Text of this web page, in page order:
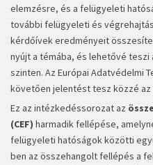
elemzésre, és a felügyeleti
további felügyeleti és
kérdőívek eredményeit
nyújt a témába, és lehetővé
szinten. Az Európai Adatvédelmi
követően jelentést tesz közzé
Ez az intézkedéssorozat az
(CEF) harmadik fellépése,
felügyeleti hatóságok közötti
ben az összehangolt fellépés a